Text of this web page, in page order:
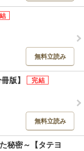
無料立読み
版】
無料立読み
秘密～【タテヨ